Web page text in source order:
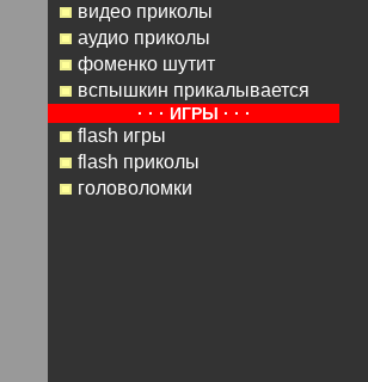
видео приколы
аудио приколы
фоменко шутит
вспышкин прикалывается
· · · ИГРЫ · · ·
flash игры
flash приколы
головоломки